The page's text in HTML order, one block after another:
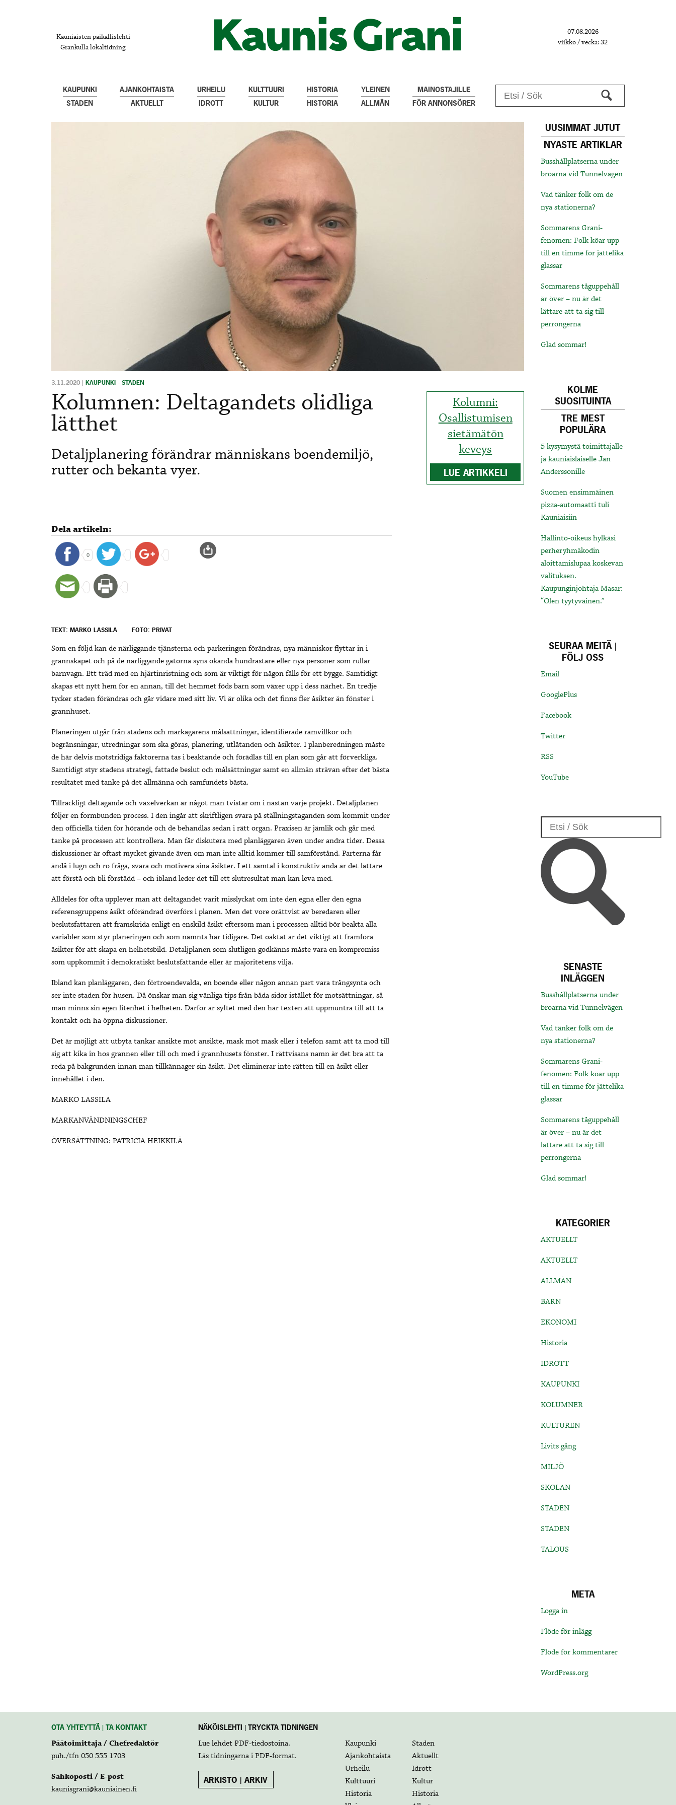
Kauniaisten paikallislehti
Grankulla lokaltidning
07.08.2026
viikko / vecka: 32
KAUPUNKI
STADEN
AJANKOHTAISTA
AKTUELLT
URHEILU
IDROTT
KULTTUURI
KULTUR
HISTORIA
HISTORIA
YLEINEN
ALLMÄN
MAINOSTAJILLE
FÖR ANNONSÖRER
Kolumni:
Osallistumisen
sietämätön
keveys
LUE ARTIKKELI
3.11.2020 | KAUPUNKI - STADEN
Kolumnen: Deltagandets olidliga
lätthet
Detaljplanering förändrar människans boendemiljö,
rutter och bekanta vyer.
Dela artikeln:
0
TEXT: MARKO LASSILA FOTO: PRIVAT
Som en följd kan de närliggande tjänsterna och parkeringen förändras, nya människor flyttar in i
grannskapet och på de närliggande gatorna syns okända hundrastare eller nya personer som rullar
barnvagn. Ett träd med en hjärtinristning och som är viktigt för någon fälls för ett bygge. Samtidigt
skapas ett nytt hem för en annan, till det hemmet föds barn som växer upp i dess närhet. En tredje
tycker staden förändras och går vidare med sitt liv. Vi är olika och det finns fler åsikter än fönster i
grannhuset.
Planeringen utgår från stadens och markägarens målsättningar, identifierade ramvillkor och
begränsningar, utredningar som ska göras, planering, utlåtanden och åsikter. I planberedningen måste
de här delvis motstridiga faktorerna tas i beaktande och förädlas till en plan som går att förverkliga.
Samtidigt styr stadens strategi, fattade beslut och målsättningar samt en allmän strävan efter det bästa
resultatet med tanke på det allmänna och samfundets bästa.
Tillräckligt deltagande och växelverkan är något man tvistar om i nästan varje projekt. Detaljplanen
följer en formbunden process. I den ingår att skriftligen svara på ställningstaganden som kommit under
den officiella tiden för hörande och de behandlas sedan i rätt organ. Praxisen är jämlik och går med
tanke på processen att kontrollera. Man får diskutera med planläggaren även under andra tider. Dessa
diskussioner är oftast mycket givande även om man inte alltid kommer till samförstånd. Parterna får
ändå i lugn och ro fråga, svara och motivera sina åsikter. I ett samtal i konstruktiv anda är det lättare
att förstå och bli förstådd – och ibland leder det till ett slutresultat man kan leva med.
Alldeles för ofta upplever man att deltagandet varit misslyckat om inte den egna eller den egna
referensgruppens åsikt oförändrad överförs i planen. Men det vore orättvist av beredaren eller
beslutsfattaren att framskrida enligt en enskild åsikt eftersom man i processen alltid bör beakta alla
variabler som styr planeringen och som nämnts här tidigare. Det oaktat är det viktigt att framföra
åsikter för att skapa en helhetsbild. Detaljplanen som slutligen godkänns måste vara en kompromiss
som uppkommit i demokratiskt beslutsfattande eller är majoritetens vilja.
Ibland kan planläggaren, den förtroendevalda, en boende eller någon annan part vara trångsynta och
ser inte staden för husen. Då önskar man sig vänliga tips från båda sidor istället för motsättningar, så
man minns sin egen litenhet i helheten. Därför är syftet med den här texten att uppmuntra till att ta
kontakt och ha öppna diskussioner.
Det är möjligt att utbyta tankar ansikte mot ansikte, mask mot mask eller i telefon samt att ta mod till
sig att kika in hos grannen eller till och med i grannhusets fönster.​ I rättvisans namn är det bra att ta
reda på bakgrunden innan man tillkännager sin åsikt. Det eliminerar inte rätten till en åsikt eller
innehållet i den.
MARKO LASSILA
MARKANVÄNDNINGSCHEF
ÖVERSÄTTNING: PATRICIA HEIKKILÄ
UUSIMMAT JUTUT
NYASTE ARTIKLAR
Busshållplatserna under
broarna vid Tunnelvägen
Vad tänker folk om de
nya stationerna?
Sommarens Grani-
fenomen: Folk köar upp
till en timme för jättelika
glassar
Sommarens tåguppehåll
är över – nu är det
lättare att ta sig till
perrongerna
Glad sommar!
KOLME
SUOSITUINTA
TRE MEST
POPULÄRA
5 kysymystä toimittajalle
ja kauniaislaiselle Jan
Anderssonille
Suomen ensimmäinen
pizza-automaatti tuli
Kauniaisiin
Hallinto-oikeus hylkäsi
perheryhmäkodin
aloittamislupaa koskevan
valituksen.
Kaupunginjohtaja Masar:
“Olen tyytyväinen.”
SEURAA MEITÄ |
FÖLJ OSS
Email
GooglePlus
Facebook
Twitter
RSS
YouTube
SENASTE
INLÄGGEN
Busshållplatserna under
broarna vid Tunnelvägen
Vad tänker folk om de
nya stationerna?
Sommarens Grani-
fenomen: Folk köar upp
till en timme för jättelika
glassar
Sommarens tåguppehåll
är över – nu är det
lättare att ta sig till
perrongerna
Glad sommar!
KATEGORIER
AKTUELLT
AKTUELLT
ALLMÄN
BARN
EKONOMI
Historia
IDROTT
KAUPUNKI
KOLUMNER
KULTUREN
Livits gång
MILJÖ
SKOLAN
STADEN
STADEN
TALOUS
META
Logga in
Flöde för inlägg
Flöde för kommentarer
WordPress.org
OTA YHTEYTTÄ | TA KONTAKT
Päätoimittaja / Chefredaktör
puh./tfn 050 555 1703
Sähköposti / E-post
kaunisgrani@kauniainen.fi
NÄKÖISLEHTI | TRYCKTA TIDNINGEN
Lue lehdet PDF-tiedostoina.
Läs tidningarna i PDF-format.
ARKISTO | ARKIV
Kaupunki
Staden
Ajankohtaista
Aktuellt
Urheilu
Idrott
Kulttuuri
Kultur
Historia
Historia